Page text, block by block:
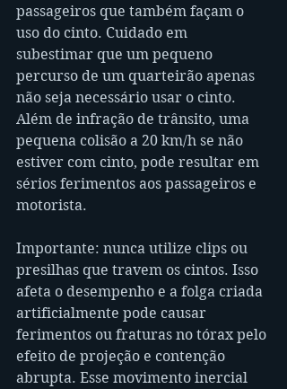
passageiros que também façam o
uso do cinto. Cuidado em
subestimar que um pequeno
percurso de um quarteirão apenas
não seja necessário usar o cinto.
Além de infração de trânsito, uma
pequena colisão a 20 km/h se não
estiver com cinto, pode resultar em
sérios ferimentos aos passageiros e
motorista.
Importante: nunca utilize clips ou
presilhas que travem os cintos. Isso
afeta o desempenho e a folga criada
artificialmente pode causar
ferimentos ou fraturas no tórax pelo
efeito de projeção e contenção
abrupta. Esse movimento inercial